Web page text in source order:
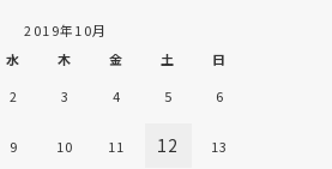
2019年10月
水 木 金 土
日
2 3 4 5 6
9 10 11 12 13